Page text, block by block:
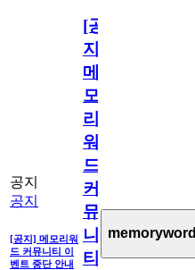
공지
공지
[공지] 메모리워
드 커뮤니티 이
벤트 중단 안내
[공
지]
메
모
리
워
드
커
뮤
니
티
memoryword